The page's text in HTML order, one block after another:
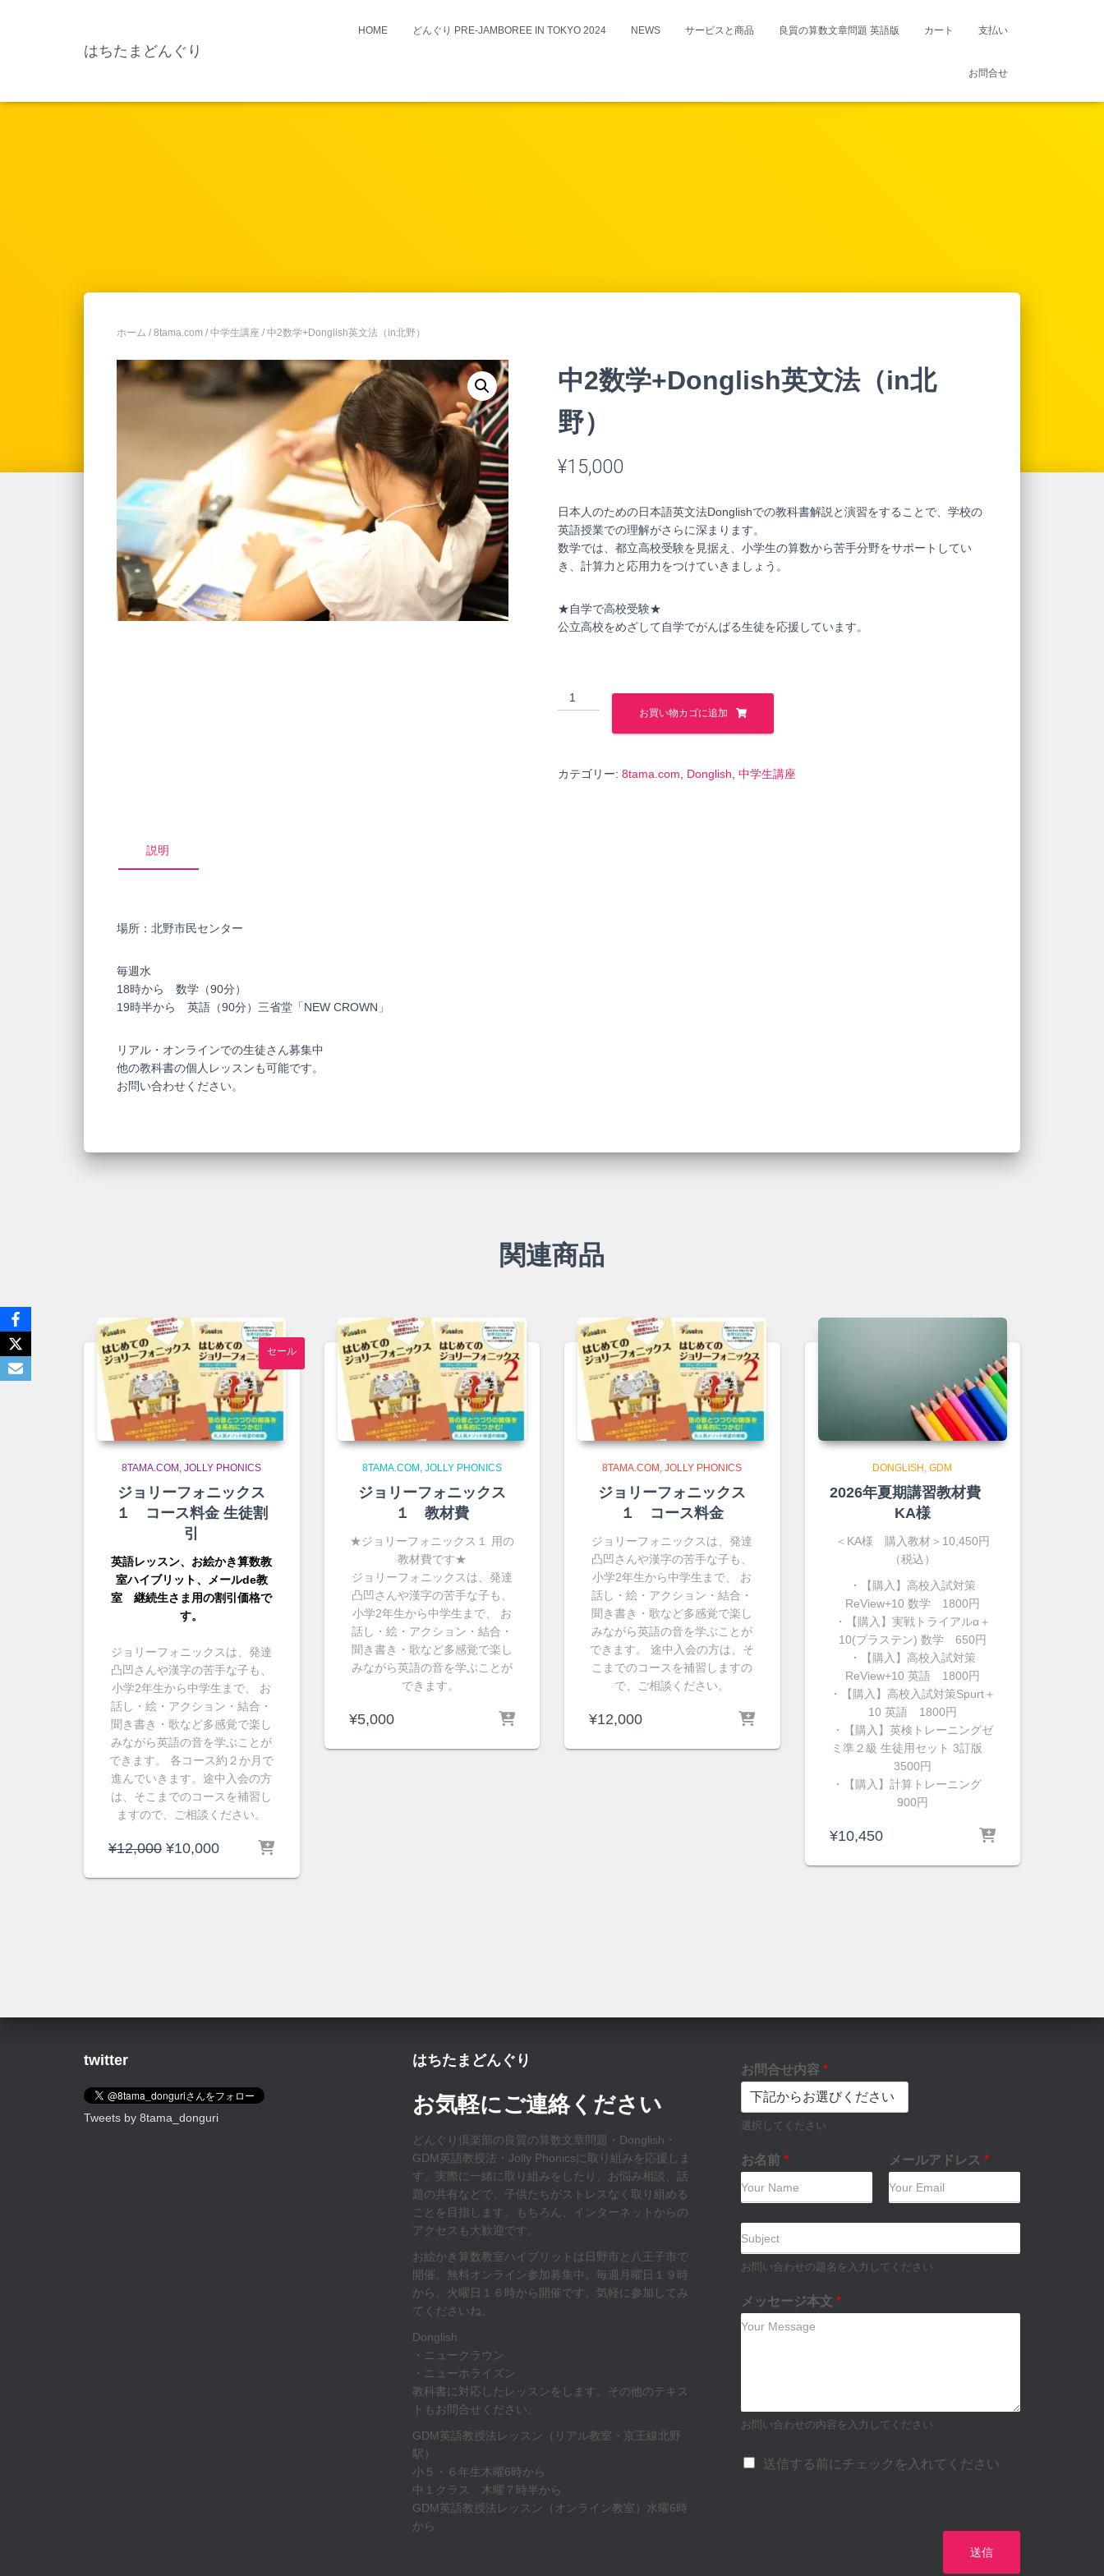
はちたまどんぐり
HOME どんぐり PRE-JAMBOREE IN TOKYO 2024 NEWS サービスと商品 良質の算数文章問題 英語版 カート 支払い
お問合せ
ホーム / 8tama.com / 中学生講座 / 中2数学+Donglish英文法（in北野）
中2数学+Donglish英文法（in北
野）
¥15,000
日本人のための日本語英文法Donglishでの教科書解説と演習をすることで、学校の
英語授業での理解がさらに深まります。
数学では、都立高校受験を見据え、小学生の算数から苦手分野をサポートしてい
き、計算力と応用力をつけていきましょう。
★自学で高校受験★
公立高校をめざして自学でがんばる生徒を応援しています。
2
英
お買い物カゴに追加
カテゴリー: 8tama.com Donglish 中学生講座
説明
場所：北野市民センター
毎週水
18時から 数学（90分）
19時半から 英語（90分）三省堂「NEW CROWN」
リアル・オンラインでの生徒さん募集中
他の教科書の個人レッスンも可能です。
お問い合わせください。
関連商品
セール
8TAMA.COM JOLLY PHONICS
ジョリーフォニックス
１ コース料金 生徒割
引
英語レッスン、お絵かき算数教
室ハイブリット、メールde教
室 継続生さま用の割引価格で
す。
ジョリーフォニックスは、発達
凸凹さんや漢字の苦手な子も、
小学2年生から中学生まで、 お
話し・絵・アクション・結合・
聞き書き・歌など多感覚で楽し
みながら英語の音を学ぶことが
できます。 各コース約２か月で
進んでいきます。途中入会の方
は、そこまでのコースを補習し
ますので、ご相談ください。
¥12,000 元
価
¥10,000現
の
8TAMA.COM JOLLY PHONICS
ジョリーフォニックス
１ 教材費
★ジョリーフォニックス１ 用の
教材費です★
ジョリーフォニックスは、発達
凸凹さんや漢字の苦手な子も、
小学2年生から中学生まで、 お
話し・絵・アクション・結合・
聞き書き・歌など多感覚で楽し
みながら英語の音を学ぶことが
できます。
¥5,000
8TAMA.COM JOLLY PHONICS
ジョリーフォニックス
１ コース料金
ジョリーフォニックスは、発達
凸凹さんや漢字の苦手な子も、
小学2年生から中学生まで、 お
話し・絵・アクション・結合・
聞き書き・歌など多感覚で楽し
みながら英語の音を学ぶことが
できます。 途中入会の方は、そ
こまでのコースを補習しますの
で、ご相談ください。
¥12,000
DONGLISH GDM
2026年夏期講習教材費
KA様
＜KA様 購入教材＞10,450円
（税込）
・【購入】高校入試対策
ReView+10 数学 1800円
・【購入】実戦トライアルα＋
10(プラステン) 数学 650円
・【購入】高校入試対策
ReView+10 英語 1800円
・【購入】高校入試対策Spurt＋
10 英語 1800円
・【購入】英検トレーニングゼ
ミ準２級 生徒用セット 3訂版
3500円
・【購入】計算トレーニング
900円
¥10,450
twitter
Tweets by 8tama_donguri
はちたまどんぐり
お気軽にご連絡ください
どんぐり倶楽部の良質の算数文章問題・Donglish・
GDM英語教授法・Jolly Phonicsに取り組みを応援しま
す。実際に一緒に取り組みをしたり、お悩み相談、話
題の共有などで、子供たちがストレスなく取り組める
ことを目指します。もちろん、インターネットからの
アクセスも大歓迎です。
お絵かき算数教室ハイブリットは日野市と八王子市で
開催。無料オンライン参加募集中。毎週月曜日１９時
から、火曜日１６時から開催です。気軽に参加してみ
てくださいね。
Donglish
・ニュークラウン
・ニューホライズン
教科書に対応したレッスンをします。その他のテキス
トもお問合せください。
GDM英語教授法レッスン（リアル教室・京王線北野
駅）
小５・６年生木曜6時から
中１クラス 木曜７時半から
GDM英語教授法レッスン（オンライン教室）水曜6時
から
お問合せ内容 *
選択してください
お名前 * メールアドレス *
名
お問い合わせの題名を入力してください
メッセージ本文 *
お問い合わせの内容を入力してください
送信する前にチェックを入れてください
送信